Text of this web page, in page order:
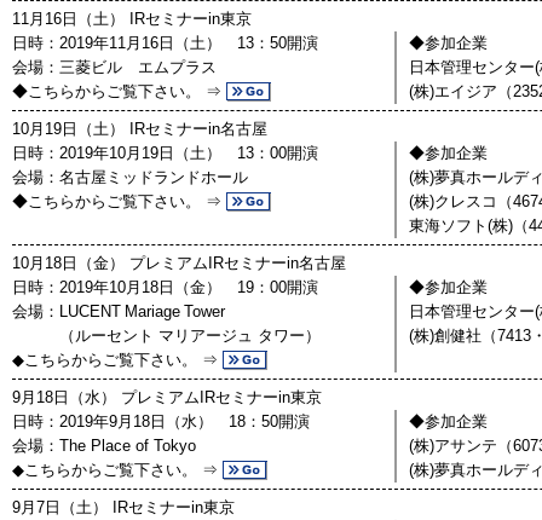
11月16日（土） IRセミナーin東京
日時：2019年11月16日（土） 13：50開演
会場：三菱ビル エムプラス
◆こちらからご覧下さい。 ⇒
◆参加企業
日本管理センター
(株)エイジア（
10月19日（土） IRセミナーin名古屋
日時：2019年10月19日（土） 13：00開演
会場：名古屋ミッドランドホール
◆こちらからご覧下さい。 ⇒
◆参加企業
(株)夢真ホールデ
(株)クレスコ（
東海ソフト(株)（
10月18日（金） プレミアムIRセミナーin名古屋
日時：2019年10月18日（金） 19：00開演
会場：LUCENT Mariage Tower
（ルーセント マリアージュ タワー）
◆こちらからご覧下さい。 ⇒
◆参加企業
日本管理センター
(株)創健社（7413
9月18日（水） プレミアムIRセミナーin東京
日時：2019年9月18日（水） 18：50開演
会場：The Place of Tokyo
◆こちらからご覧下さい。 ⇒
◆参加企業
(株)アサンテ（
(株)夢真ホールデ
9月7日（土） IRセミナーin東京